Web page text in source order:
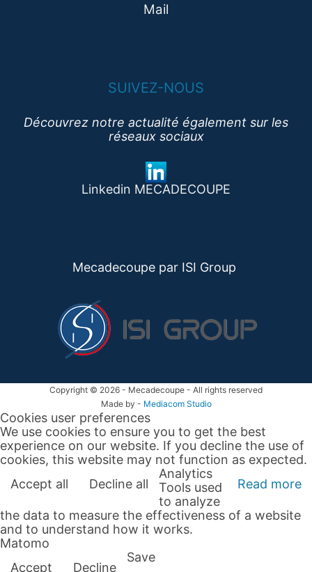
Mail
SUIVEZ-NOUS
Découvrez notre actualité également sur les
réseaux sociaux
Linkedin MECADECOUPE
Mecadecoupe par ISI Group
Copyright © 2026 - Mecadecoupe - All rights reserved
Made by - Mediacom Studio
Cookies user preferences
We use cookies to ensure you to get the best
experience on our website. If you decline the use of
cookies, this website may not function as expected.
Accept all
Decline all Read more
Analytics
Tools used
to analyze
the data to measure the effectiveness of a website
and to understand how it works.
Matomo
Accept
Decline
Save